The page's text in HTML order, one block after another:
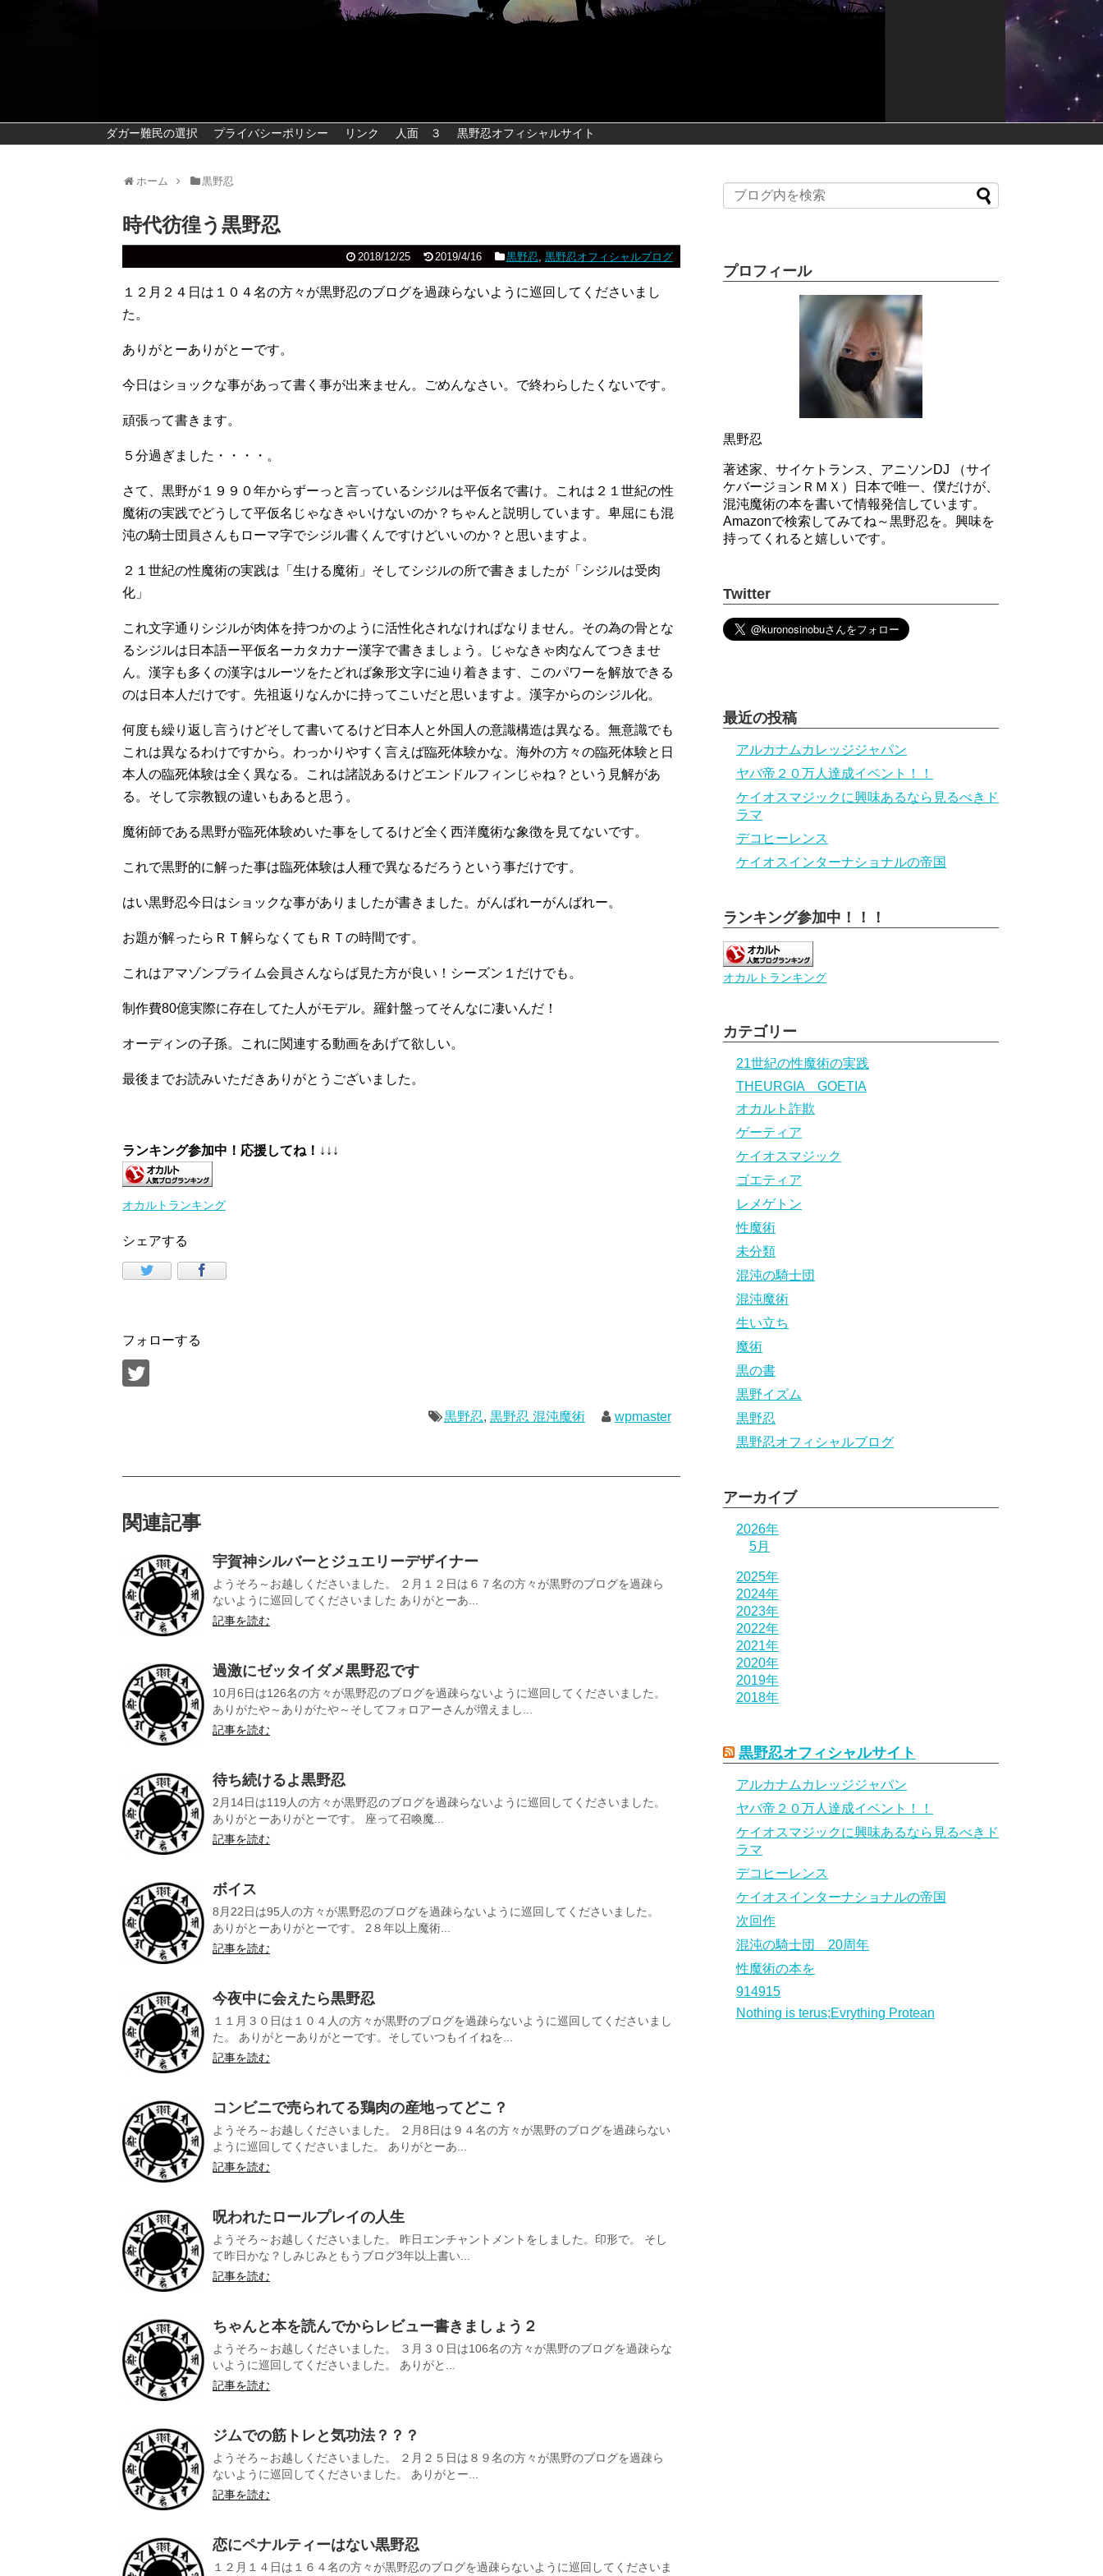
ダガー難民の選択 プライバシーポリシー リンク 人面 ３ 黒野忍オフィシャルサイト
ホーム 黒野忍
時代彷徨う黒野忍
2018/12/25 2019/4/16 黒野忍, 黒野忍オフィシャルブログ
１２月２４日は１０４名の方々が黒野忍のブログを過疎らないように巡回してくださいまし
た。
ありがとーありがとーです。
今日はショックな事があって書く事が出来ません。ごめんなさい。で終わらしたくないです。
頑張って書きます。
５分過ぎました・・・・。
さて、黒野が１９９０年からずーっと言っているシジルは平仮名で書け。これは２１世紀の性
魔術の実践でどうして平仮名じゃなきゃいけないのか？ちゃんと説明しています。卑屈にも混
沌の騎士団員さんもローマ字でシジル書くんですけどいいのか？と思いますよ。
２１世紀の性魔術の実践は「生ける魔術」そしてシジルの所で書きましたが「シジルは受肉
化」
これ文字通りシジルが肉体を持つかのように活性化されなければなりません。その為の骨とな
るシジルは日本語ー平仮名ーカタカナー漢字で書きましょう。じゃなきゃ肉なんてつきませ
ん。漢字も多くの漢字はルーツをたどれば象形文字に辿り着きます、このパワーを解放できる
のは日本人だけです。先祖返りなんかに持ってこいだと思いますよ。漢字からのシジル化。
何度も繰り返し言うけどそして書いてるけど日本人と外国人の意識構造は異なる。無意識でも
これは異なるわけですから。わっかりやすく言えば臨死体験かな。海外の方々の臨死体験と日
本人の臨死体験は全く異なる。これは諸説あるけどエンドルフィンじゃね？という見解があ
る。そして宗教観の違いもあると思う。
魔術師である黒野が臨死体験めいた事をしてるけど全く西洋魔術な象徴を見てないです。
これで黒野的に解った事は臨死体験は人種で異なるだろうという事だけです。
はい黒野忍今日はショックな事がありましたが書きました。がんばれーがんばれー。
お題が解ったらＲＴ解らなくてもＲＴの時間です。
これはアマゾンプライム会員さんならば見た方が良い！シーズン１だけでも。
制作費80億実際に存在してた人がモデル。羅針盤ってそんなに凄いんだ！
オーディンの子孫。これに関連する動画をあげて欲しい。
最後までお読みいただきありがとうございました。
ランキング参加中！応援してね！ ↓↓↓
オカルトランキング
シェアする
フォローする
黒野忍,黒野忍 混沌魔術 wpmaster
関連記事
宇賀神シルバーとジュエリーデザイナー
ようそろ～お越しくださいました。 ２月１２日は６７名の方々が黒野のブログを過疎ら
ないように巡回してくださいました ありがとーあ...
記事を読む
過激にゼッタイダメ黒野忍です
10月6日は126名の方々が黒野忍のブログを過疎らないように巡回してくださいました。
ありがたや～ありがたや～そしてフォロアーさんが増えまし...
記事を読む
待ち続けるよ黒野忍
2月14日は119人の方々が黒野忍のブログを過疎らないように巡回してくださいました。
ありがとーありがとーです。 座って召喚魔...
記事を読む
ボイス
8月22日は95人の方々が黒野忍のブログを過疎らないように巡回してくださいました。
ありがとーありがとーです。 2８年以上魔術...
記事を読む
今夜中に会えたら黒野忍
１１月３０日は１０４人の方々が黒野のブログを過疎らないように巡回してくださいまし
た。 ありがとーありがとーです。そしていつもイイねを...
記事を読む
コンビニで売られてる鶏肉の産地ってどこ？
ようそろ～お越しくださいました。 ２月8日は９４名の方々が黒野のブログを過疎らない
ように巡回してくださいました。 ありがとーあ...
記事を読む
呪われたロールプレイの人生
ようそろ～お越しくださいました。 昨日エンチャントメントをしました。印形で。 そし
て昨日かな？しみじみともうブログ3年以上書い...
記事を読む
ちゃんと本を読んでからレビュー書きましょう２
ようそろ～お越しくださいました。 ３月３０日は106名の方々が黒野のブログを過疎らな
いように巡回してくださいました。 ありがと...
記事を読む
ジムでの筋トレと気功法？？？
ようそろ～お越しくださいました。 ２月２５日は８９名の方々が黒野のブログを過疎ら
ないように巡回してくださいました。 ありがとー...
記事を読む
恋にペナルティーはない黒野忍
１２月１４日は１６４名の方々が黒野忍のブログを過疎らないように巡回してくださいま
プロフィール
黒野忍
著述家、サイケトランス、アニソンDJ （サイ
ケバージョンＲＭＸ）日本で唯一、僕だけが、
混沌魔術の本を書いて情報発信しています。
Amazonで検索してみてね～黒野忍を。興味を
持ってくれると嬉しいです。
Twitter
最近の投稿
アルカナムカレッジジャパン
ヤバ帝２０万人達成イベント！！
ケイオスマジックに興味あるなら見るべきド
ラマ
デコヒーレンス
ケイオスインターナショナルの帝国
ランキング参加中！！！
オカルトランキング
カテゴリー
21世紀の性魔術の実践
THEURGIA GOETIA
オカルト詐欺
ゲーティア
ケイオスマジック
ゴエティア
レメゲトン
性魔術
未分類
混沌の騎士団
混沌魔術
生い立ち
魔術
黒の書
黒野イズム
黒野忍
黒野忍オフィシャルブログ
アーカイブ
2026年
5月
2025年
2024年
2023年
2022年
2021年
2020年
2019年
2018年
黒野忍オフィシャルサイト
アルカナムカレッジジャパン
ヤバ帝２０万人達成イベント！！
ケイオスマジックに興味あるなら見るべきド
ラマ
デコヒーレンス
ケイオスインターナショナルの帝国
次回作
混沌の騎士団 20周年
性魔術の本を
914915
Nothing is terus;Evrything Protean